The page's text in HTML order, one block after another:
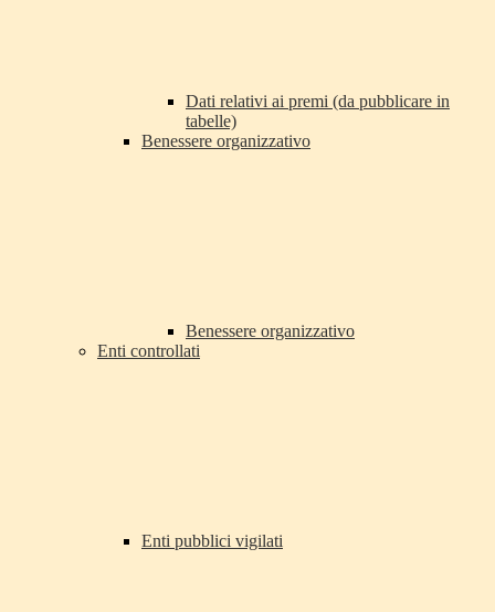
Dati relativi ai premi (da pubblicare in
tabelle)
Benessere organizzativo
Benessere organizzativo
Enti controllati
Enti pubblici vigilati